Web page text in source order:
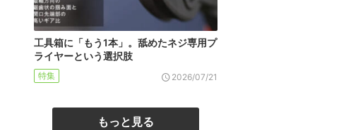
工具箱に「もう1本」。舐めたネジ専用プ
ライヤーという選択肢
特集 2026/07/21
もっと見る